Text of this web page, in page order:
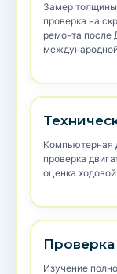
Замер
проверка на
ремонта после
Компьютерная
проверка
оценка
Изучение